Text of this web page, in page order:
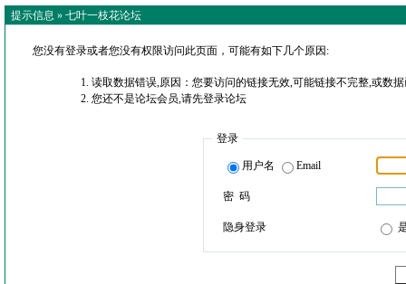
提示信息 » 七叶一枝花论坛
您没有登录或者您没有权限访问此页面，可能有如下几个原因:
读取数据错误,原因：您要访问的链接无效,可能链接不完整,或数
您还不是论坛会员,请先登录论坛
登录
用户名 Email
密 码
隐身登录